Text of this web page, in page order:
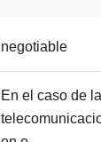
negotiable
En el caso de